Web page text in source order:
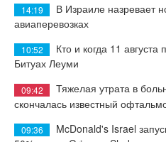
14:19
В Израиле назревает
авиаперевозках
10:52
Кто и когда 11
Битуах Леуми
09:42
Тяжелая утрата в
скончалась известный
09:36
McDonald's Israel